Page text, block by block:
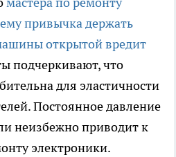
привычка держать
открытой вредит
подчеркивают, что
для эластичности
Постоянное давление
неизбежно приводит к
электроники.